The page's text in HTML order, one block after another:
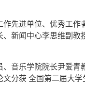
先进单位、优秀工
新闻中心李思维副
音乐学院院长尹爱
分获 全国第二届大